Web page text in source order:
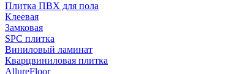
Плитка ПВХ для пола
Клеевая
Замковая
SPC плитка
Виниловый ламинат
Кварцвиниловая плитка
AllureFloor